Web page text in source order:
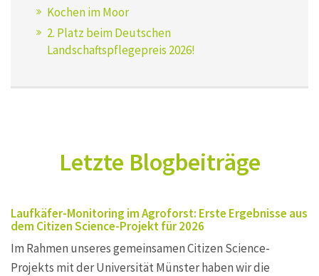
Kochen im Moor
2. Platz beim Deutschen
Landschaftspflegepreis 2026!
Letzte Blogbeiträge
Laufkäfer-Monitoring im Agroforst: Erste Ergebnisse aus
dem Citizen Science-Projekt für 2026
Im Rahmen unseres gemeinsamen Citizen Science-
Projekts mit der Universität Münster haben wir die